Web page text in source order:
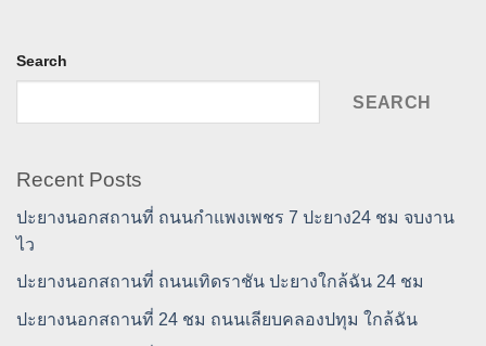
Search
SEARCH
Recent Posts
ปะยางนอกสถานที่ ถนนกำแพงเพชร 7 ปะยาง24 ชม จบงาน
ไว
ปะยางนอกสถานที่ ถนนเทิดราชัน ปะยางใกล้ฉัน 24 ชม
ปะยางนอกสถานที่ 24 ชม ถนนเลียบคลองปทุม ใกล้ฉัน